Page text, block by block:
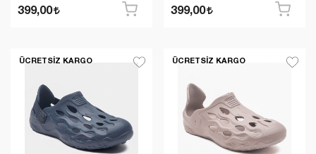
399,00 399,00
ÜCRETSIZ KARGO ÜCRETSIZ KARGO